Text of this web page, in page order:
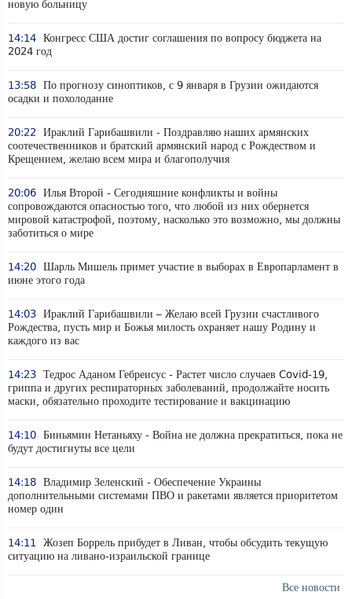
новую больницу
14:14 Конгресс США достиг соглашения по вопросу бюджета на
2024 год
13:58 По прогнозу синоптиков, с 9 января в Грузии ожидаются
осадки и похолодание
20:22 Ираклий Гарибашвили - Поздравляю наших армянских
соотечественников и братский армянский народ с Рождеством и
Крещением, желаю всем мира и благополучия
20:06 Илья Второй - Сегодняшние конфликты и войны
сопровождаются опасностью того, что любой из них обернется
мировой катастрофой, поэтому, насколько это возможно, мы должны
заботиться о мире
14:20 Шарль Мишель примет участие в выборах в Европарламент в
июне этого года
14:03 Ираклий Гарибашвили – Желаю всей Грузии счастливого
Рождества, пусть мир и Божья милость охраняет нашу Родину и
каждого из вас
14:23 Тедрос Аданом Гебреисус - Растет число случаев Covid-19,
гриппа и других респираторных заболеваний, продолжайте носить
маски, обязательно проходите тестирование и вакцинацию
14:10 Биньямин Нетаньяху - Война не должна прекратиться, пока не
будут достигнуты все цели
14:18 Владимир Зеленский - Обеспечение Украины
дополнительными системами ПВО и ракетами является приоритетом
номер один
14:11 Жозеп Боррель прибудет в Ливан, чтобы обсудить текущую
ситуацию на ливано-израильской границе
Все новости